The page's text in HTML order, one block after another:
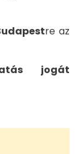
re az
jogát